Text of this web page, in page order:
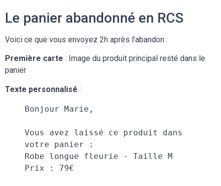
Le panier abandonné en RCS
Voici ce que vous envoyez 2h après l’abandon :
Première carte : Image du produit principal resté dans le
panier
Texte personnalisé :
Bonjour Marie,
Vous avez laissé ce produit dans
votre panier :
Robe longue fleurie - Taille M
Prix : 79€